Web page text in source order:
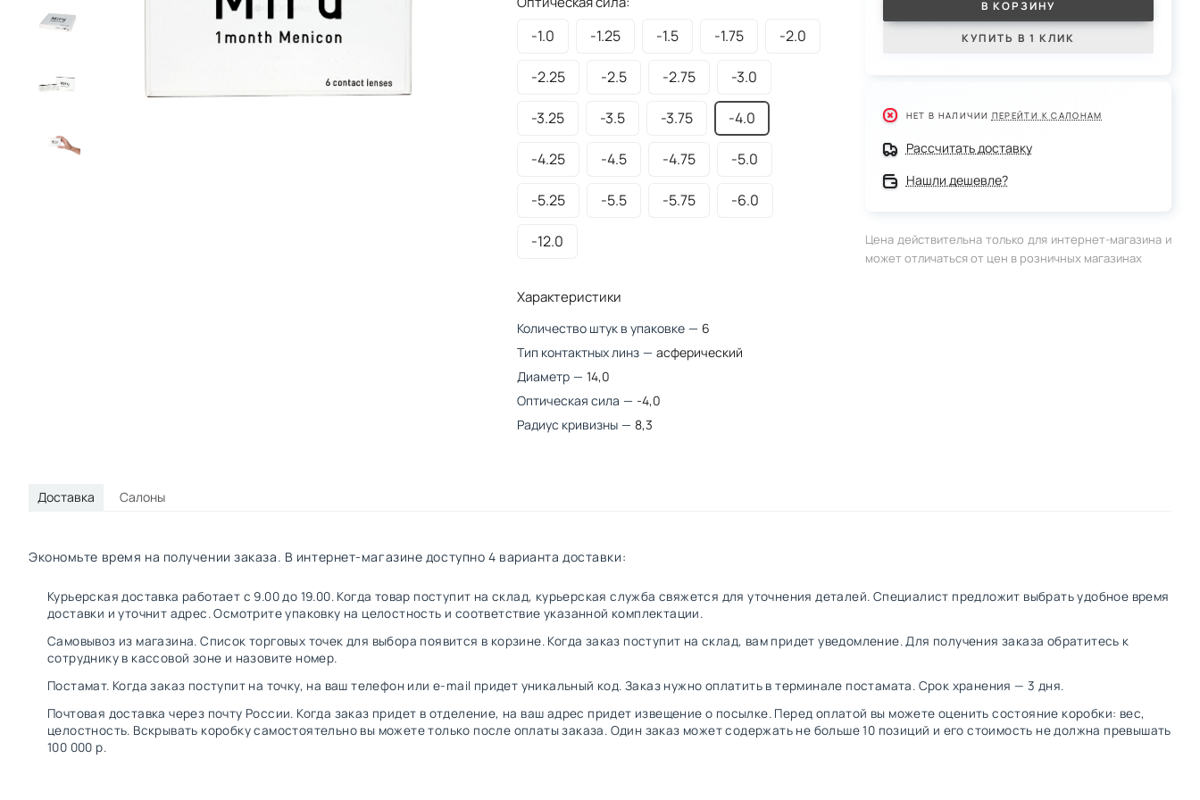
круглые
-1.0 -1.25 -1.5 -1.75 -2.0
-2.25 -2.5 -2.75 -3.0
-3.25 -3.5 -3.75 -4.0
-4.25 -4.5 -4.75 -5.0
-5.25 -5.5 -5.75 -6.0
-12.0
Характеристики
Количество штук в упаковке — 6
Тип контактных линз — асферический
Диаметр — 14,0
Оптическая сила — -4,0
Радиус кривизны — 8,3
В КОРЗИНУ
КУПИТЬ В 1 КЛИК
НЕТ В НАЛИЧИИ ПЕРЕЙТИ К САЛОНАМ
Рассчитать доставку
Нашли дешевле?
Цена действительна только для интернет-магазина и
может отличаться от цен в розничных магазинах
Доставка Салоны
Экономьте время на получении заказа. В интернет-магазине доступно 4 варианта доставки:
Курьерская доставка работает с 9.00 до 19.00. Когда товар поступит на склад, курьерская служба свяжется для уточнения деталей. Специалист предложит выбрать удобное время
доставки и уточнит адрес. Осмотрите упаковку на целостность и соответствие указанной комплектации.
Самовывоз из магазина. Список торговых точек для выбора появится в корзине. Когда заказ поступит на склад, вам придет уведомление. Для получения заказа обратитесь к
сотруднику в кассовой зоне и назовите номер.
Постамат. Когда заказ поступит на точку, на ваш телефон или e-mail придет уникальный код. Заказ нужно оплатить в терминале постамата. Срок хранения — 3 дня.
Почтовая доставка через почту России. Когда заказ придет в отделение, на ваш адрес придет извещение о посылке. Перед оплатой вы можете оценить состояние коробки: вес,
целостность. Вскрывать коробку самостоятельно вы можете только после оплаты заказа. Один заказ может содержать не больше 10 позиций и его стоимость не должна превышать
100 000 р.